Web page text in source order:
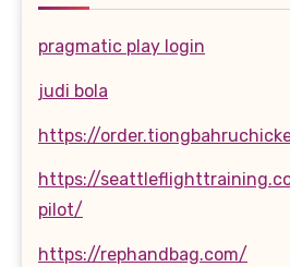
pragmatic play login
judi bola
https://
https://
pilot/
https://rephandbag.com/